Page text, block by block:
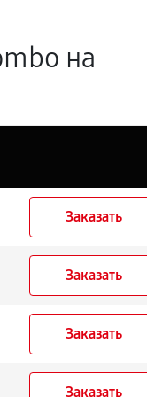
на
Заказать
Заказать
Заказать
Заказать